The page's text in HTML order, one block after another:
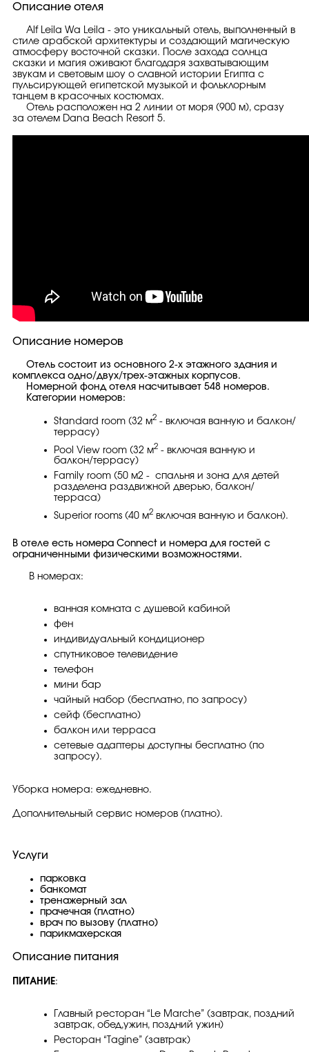
Описание отеля
Alf Leila Wa Leila - это уникальный отель, выполненный в
стиле арабской архитектуры и создающий магическую
атмосферу восточной сказки. После захода солнца
сказки и магия оживают благодаря захватывающим
звукам и световым шоу о славной истории Египта с
пульсирующей египетской музыкой и фольклорным
танцем в красочных костюмах.
Отель расположен на 2 линии от моря (900 м), сразу
за отелем Dana Beach Resort 5.
Описание номеров
Отель состоит из основного 2-х этажного здания и
комплекса одно/двух/трех-этажных корпусов.
Номерной фонд отеля насчитывает 548 номеров.
Категории номеров:
Standard room (32 м2 - включая ванную и балкон/
террасу)
Pool View room (32 м2 - включая ванную и
балкон/террасу)
Family room (50 м2 - спальня и зона для детей
разделена раздвижной дверью, балкон/
терраса)
Superior rooms (40 м2 включая ванную и балкон).
В отеле есть номера Connect и номера для гостей с
ограниченными физическими возможностями.
В номерах:
ванная комната с душевой кабиной
фен
индивидуальный кондиционер
спутниковое телевидение
телефон
мини бар
чайный набор (бесплатно, по запросу)
сейф (бесплатно)
балкон или терраса
сетевые адаптеры доступны бесплатно (по
запросу).
Уборка номера: ежедневно.
Дополнительный сервис номеров (платно).
Услуги
парковка
банкомат
тренажерный зал
прачечная (платно)
врач по вызову (платно)
парикмахерская
Описание питания
ПИТАНИЕ:
Главный ресторан “Le Marche” (завтрак, поздний
завтрак, обед,ужин, поздний ужин)
Ресторан “Tagine” (завтрак)